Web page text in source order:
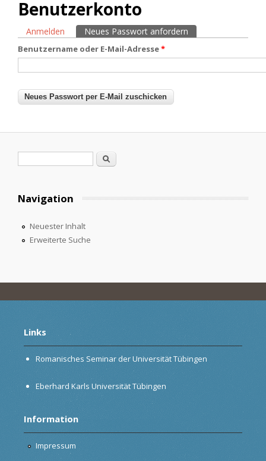
Benutzerkonto
Haupt-Reiter
Anmelden Neues Passwort anfordern
Benutzername oder E-Mail-Adresse*
Suche
Navigation
Neuester Inhalt
Erweiterte Suche
Links
Romanisches Seminar der Universität Tübingen
Eberhard Karls Universität Tübingen
Information
Impressum